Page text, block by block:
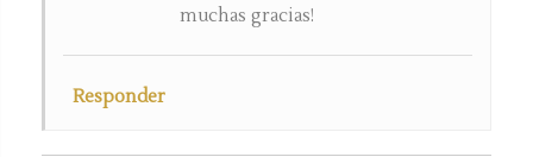
muchas gracias!
Responder